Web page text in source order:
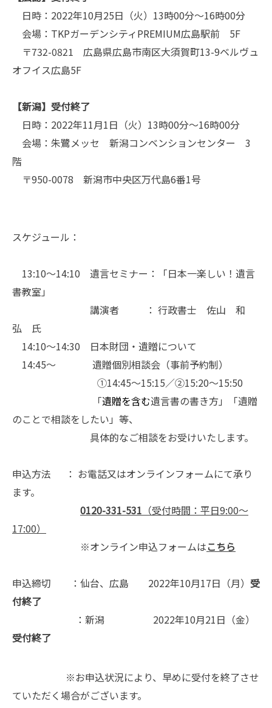
日時： 2022年10月25日（火） 13時00分～16時00分
会場： TKPガーデンシティPREMIUM広島駅前 5F
〒732-0821 広島県広島市南区大須賀町13-9ベルヴュ
オフイス広島5F
【新潟】受付終了
日時： 2022年11月1日（火） 13時00分～16時00分
会場：朱鷺メッセ 新潟コンベンションセンター 3
階
〒950-0078 新潟市中央区万代島6番1号
スケジュール：
13:10～14:10 遺言セミナー：「日本一楽しい！遺言
書教室」
講演者 ： 行政書士 佐山 和
弘 氏
14:10～14:30 日本財団・遺贈について
14:45〜 遺贈個別相談会（事前予約制）
①14:45～15:15／②15:20～15:50
「遺贈を含む遺言書の書き方」「遺贈
のことで相談をしたい」等、
具体的なご相談をお受けいたします。
申込方法
： お電話又はオンラインフォームにて承り
ます。
0120-331-531 （受付時間：平日9:00～
17:00）
※オンライン申込フォームはこちら
申込締切 ：仙台、広島 2022年10月17日（月） 受
付終了
：新潟 2022年10月21日（金）
受付終了
※お申込状況により、早めに受付を終了させ
ていただく場合がございます。